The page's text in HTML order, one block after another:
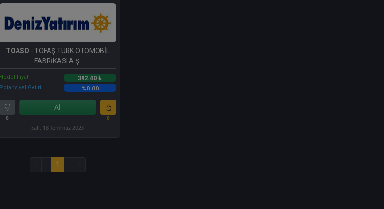
TOASO - TOFAŞ TÜRK OTOMOBİL
FABRİKASI A.Ş.
Hedef Fiyat 392.40 ₺
Potansiyel Getiri %0.00
0
Al
0
Salı, 18 Temmuz 2023
1